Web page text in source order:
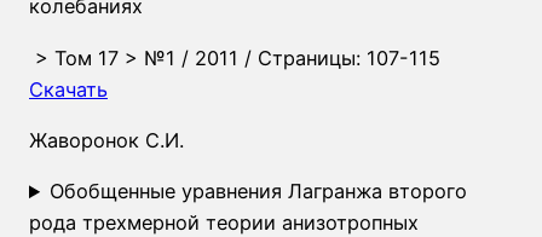
колебаниях
> Том 17 > №1 / 2011 / Страницы: 107-115
Скачать
Жаворонок С.И.
Обобщенные уравнения Лагранжа второго
рода трехмерной теории анизотропных